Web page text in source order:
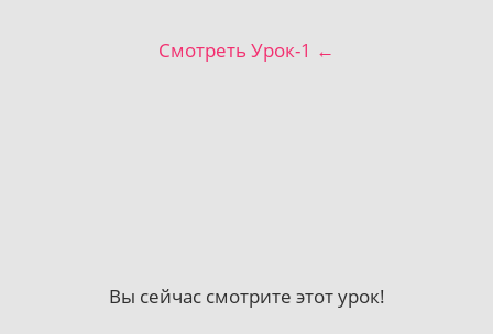
Смотреть Урок-1 ←
Вы сейчас смотрите этот урок!